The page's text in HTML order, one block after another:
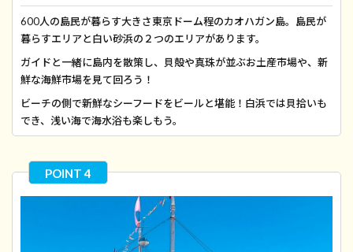
600人の島民が暮らす大きさ東京ドーム程のカオハガン島。島民が
暮らすエリアと白い砂浜の２つのエリアがあります。
ガイドと一緒に島内を散策し、貝殻や真珠が並ぶお土産市場や、新
鮮な海鮮市場を見て回ろう！
ビーチの側で新鮮なシーフードをビールと堪能！白浜では貝拾いも
でき、浅い海で海水浴も楽しもう。